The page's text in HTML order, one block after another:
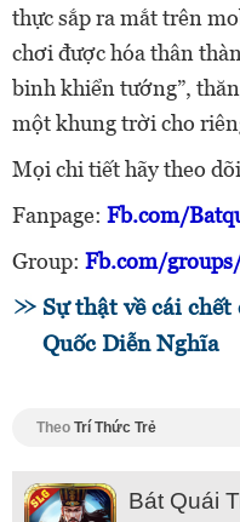
thực sắp ra mắt trên
chơi được hóa thân
binh khiển tướng”,
một khung trời cho
Mọi chi tiết hãy theo
Fanpage: Fb.com/
Group: Fb.com/
Sự thật về cái
Quốc Diễn Nghĩa
Theo Trí Thức Trẻ
Bát Quái